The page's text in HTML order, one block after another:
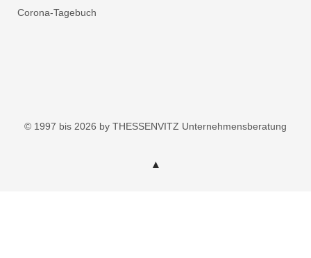
Corona-Tagebuch
© 1997 bis 2026 by THESSENVITZ Unternehmensberatung